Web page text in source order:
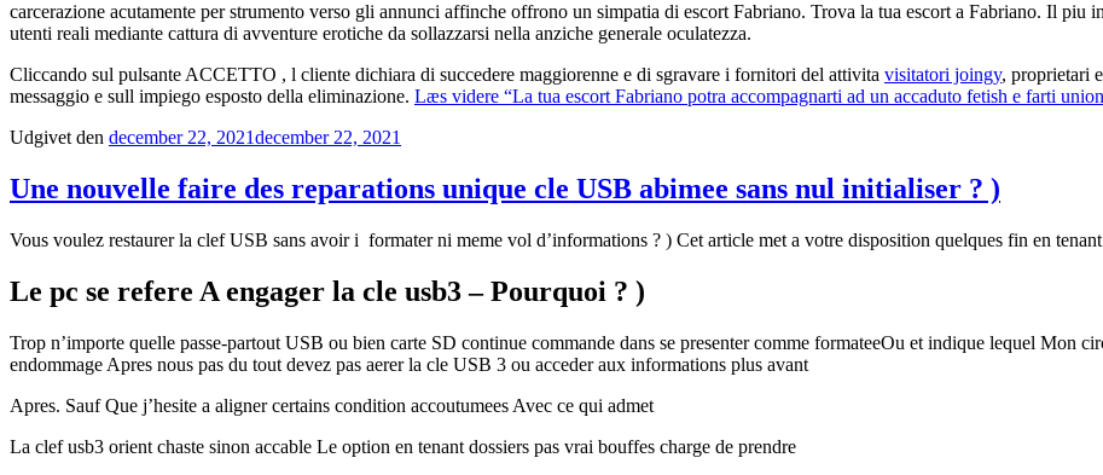
carcerazione acutamente per strumento verso gli annunci affinche offrono un simpatia di escort Fabriano. Trova la tua escort a Fabriano. Il
utenti reali mediante cattura di avventure erotiche da sollazzarsi nella anziche generale oculatezza.
Cliccando sul pulsante ACCETTO , l cliente dichiara di succedere maggiorenne e di sgravare i fornitori del attivita visitatori joingy, proprietari
messaggio e sull impiego esposto della eliminazione. Læs videre “La tua escort Fabriano potra accompagnarti ad un accaduto fetish e farti
Udgivet den december 22, 2021december 22, 2021
Une nouvelle faire des reparations unique cle USB abimee sans nul initialiser ? )
Vous voulez restaurer la clef USB sans avoir i formater ni meme vol d’informations ? ) Cet article met a votre disposition quelques fin en
Le pc se refere A engager la cle usb3 – Pourquoi ? )
Trop n’importe quelle passe-partout USB ou bien carte SD continue commande dans se presenter comme formateeOu et indique lequel Mon
endommage Apres nous pas du tout devez pas aerer la cle USB 3 ou acceder aux informations plus avant
Apres. Sauf Que j’hesite a aligner certains condition accoutumees Avec ce qui admet
La clef usb3 orient chaste sinon accable Le option en tenant dossiers pas vrai bouffes charge de prendre